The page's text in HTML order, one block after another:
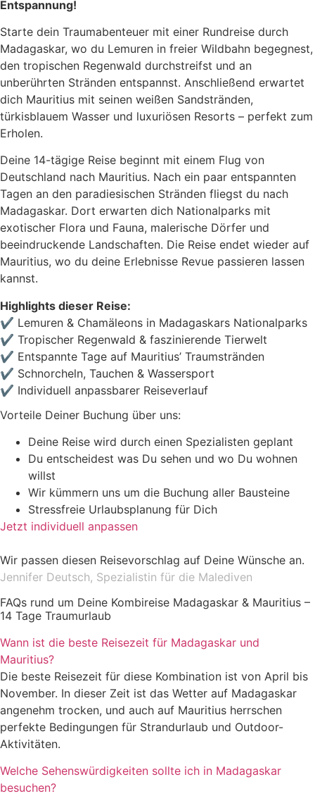
Entspannung!
Starte dein Traumabenteuer mit einer Rundreise durch
Madagaskar, wo du Lemuren in freier Wildbahn begegnest,
den tropischen Regenwald durchstreifst und an
unberührten Stränden entspannst. Anschließend erwartet
dich Mauritius mit seinen weißen Sandstränden,
türkisblauem Wasser und luxuriösen Resorts – perfekt zum
Erholen.
Deine 14-tägige Reise beginnt mit einem Flug von
Deutschland nach Mauritius. Nach ein paar entspannten
Tagen an den paradiesischen Stränden fliegst du nach
Madagaskar. Dort erwarten dich Nationalparks mit
exotischer Flora und Fauna, malerische Dörfer und
beeindruckende Landschaften. Die Reise endet wieder auf
Mauritius, wo du deine Erlebnisse Revue passieren lassen
kannst.
Highlights dieser Reise:
✔ Lemuren & Chamäleons in Madagaskars Nationalparks
✔ Tropischer Regenwald & faszinierende Tierwelt
✔ Entspannte Tage auf Mauritius’ Traumstränden
✔ Schnorcheln, Tauchen & Wassersport
✔ Individuell anpassbarer Reiseverlauf
Vorteile Deiner Buchung über uns:
Deine Reise wird durch einen Spezialisten geplant
Du entscheidest was Du sehen und wo Du wohnen
willst
Wir kümmern uns um die Buchung aller Bausteine
Stressfreie Urlaubsplanung für Dich
Jetzt individuell anpassen
Wir passen diesen Reisevorschlag auf Deine Wünsche an.
Jennifer Deutsch, Spezialistin für die Malediven
FAQs rund um Deine Kombireise Madagaskar & Mauritius –
14 Tage Traumurlaub
Wann ist die beste Reisezeit für Madagaskar und
Mauritius?
Die beste Reisezeit für diese Kombination ist von April bis
November. In dieser Zeit ist das Wetter auf Madagaskar
angenehm trocken, und auch auf Mauritius herrschen
perfekte Bedingungen für Strandurlaub und Outdoor-
Aktivitäten.
Welche Sehenswürdigkeiten sollte ich in Madagaskar
besuchen?